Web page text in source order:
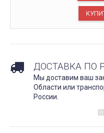
ДОСТАВКА ПО
Мы доставим ваш
Области или
России.